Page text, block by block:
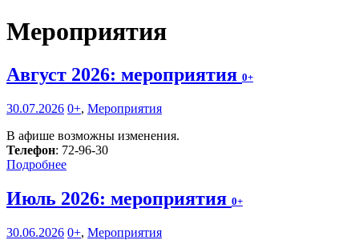
Мероприятия
Август 2026: мероприятия 0+
30.07.2026 0+, Мероприятия
В афише возможны изменения.
Телефон: 72-96-30
Подробнее
Июль 2026: мероприятия 0+
30.06.2026 0+, Мероприятия